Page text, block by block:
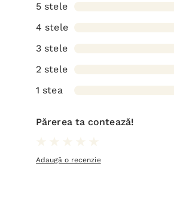
5 stele
4 stele
3 stele
2 stele
1 stea
Părerea ta contează!
Adaugă o recenzie